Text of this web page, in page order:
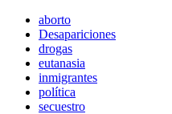
aborto
Desapariciones
drogas
eutanasia
inmigrantes
política
secuestro